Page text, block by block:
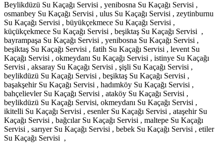
Beylikdüzü Su Kaçağı Servisi , yenibosna Su Kaçağı Servisi ,
osmanbey Su Kaçağı Servisi , ulus Su Kaçağı Servisi , zeytinburnu
Su Kaçağı Servisi , büyükçekmece Su Kaçağı Servisi ,
küçükçekmece Su Kaçağı Servisi , beşiktaş Su Kaçağı Servisi ,
bayrampaşa Su Kaçağı Servisi , yenibosna Su Kaçağı Servisi ,
beşiktaş Su Kaçağı Servisi , fatih Su Kaçağı Servisi , levent Su
Kaçağı Servisi , okmeydanı Su Kaçağı Servisi , istinye Su Kaçağı
Servisi , aksaray Su Kaçağı Servisi , şişli Su Kaçağı Servisi ,
beylikdüzü Su Kaçağı Servisi , beşiktaş Su Kaçağı Servisi ,
başakşehir Su Kaçağı Servisi , hadımköy Su Kaçağı Servisi ,
bahçelievler Su Kaçağı Servisi , ataköy Su Kaçağı Servisi ,
beylikdüzü Su Kaçağı Servisi, okmeydanı Su Kaçağı Servisi ,
ikitelli Su Kaçağı Servisi , esenler Su Kaçağı Servisi , ataşehir Su
Kaçağı Servisi , bağcılar Su Kaçağı Servisi , maltepe Su Kaçağı
Servisi , sarıyer Su Kaçağı Servisi , bebek Su Kaçağı Servisi , etiler
Su Kaçağı Servisi ,